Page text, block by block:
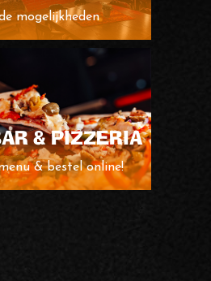
mogelijkheden
& PIZZERIA
& bestel online!